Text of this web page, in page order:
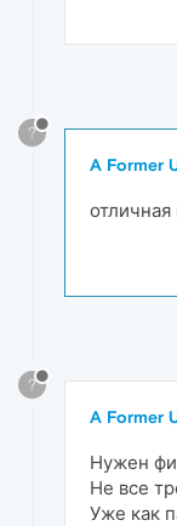
?
A Former
отличная
?
A Former
Нужен
Не все
Уже как